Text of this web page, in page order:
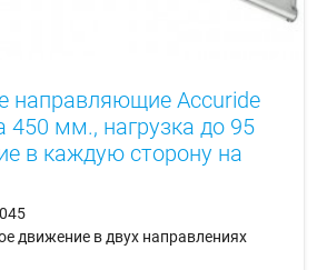
направляющие Accuride
450 мм., нагрузка до 95
в каждую сторону на
движение в двух направлениях